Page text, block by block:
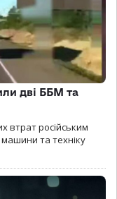
дві ББМ та
втрат російським
та техніку